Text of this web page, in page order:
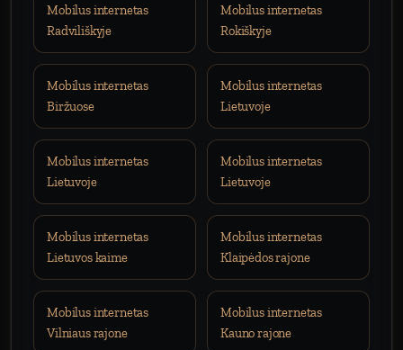
Mobilus internetas
Radviliškyje
Mobilus internetas
Rokiškyje
Mobilus internetas
Biržuose
Mobilus internetas
Lietuvoje
Mobilus internetas
Lietuvoje
Mobilus internetas
Lietuvoje
Mobilus internetas
Lietuvos kaime
Mobilus internetas
Klaipėdos rajone
Mobilus internetas
Vilniaus rajone
Mobilus internetas
Kauno rajone